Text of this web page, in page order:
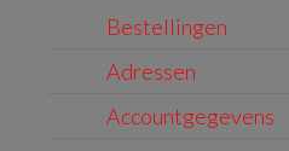
Bestellingen
Adressen
Accountgegevens